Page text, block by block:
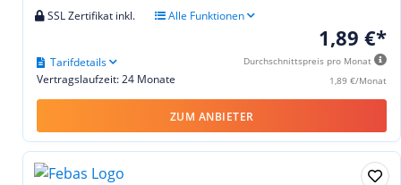
SSL Zertifikat inkl.
Alle Funktionen
1,89 €*
Durchschnittspreis pro Monat
1,89 €/Monat
Vertragslaufzeit: 24 Monate
Tarifdetails
ZUM ANBIETER